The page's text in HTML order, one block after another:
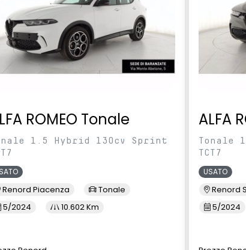
ROMEO Tonale
1.5 Hybrid 130cv Sprint
Renord Piacenza
Tonale
5/2024
10.602 Km
ALFA
Tonale
TCT7
USATO
Renord
5/2024